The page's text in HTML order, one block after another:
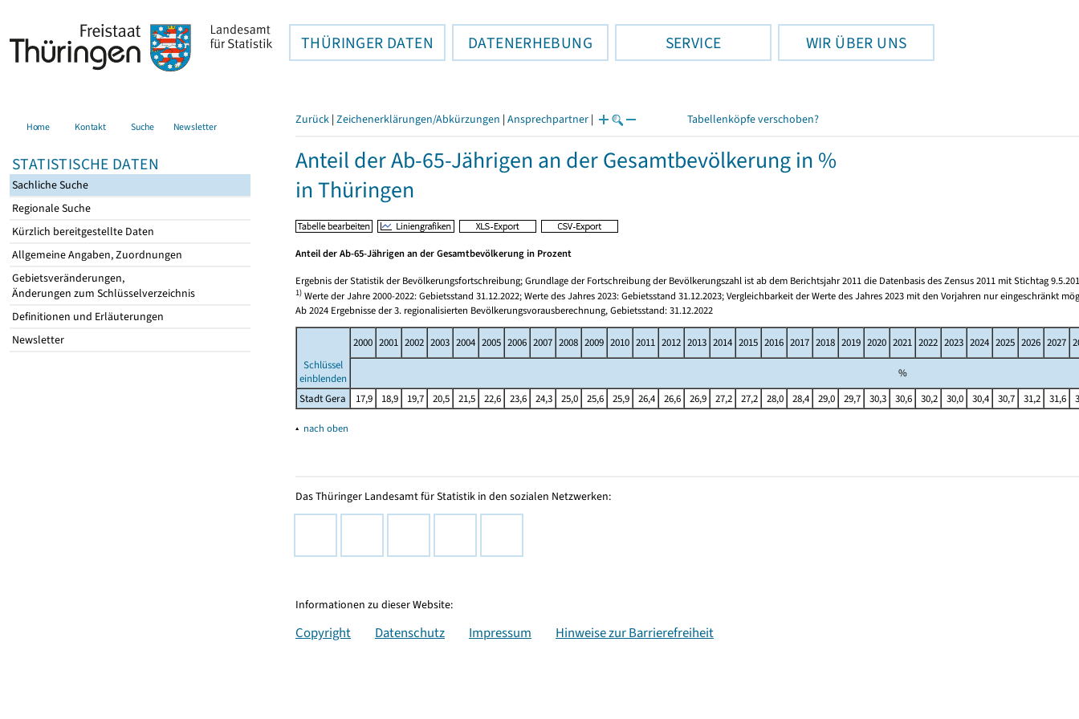
THÜRINGER DATEN DATENERHEBUNG SERVICE WIR ÜBER UNS
Home Kontakt Suche Newsletter
STATISTISCHE DATEN
Sachliche Suche
Regionale Suche
Kürzlich bereitgestellte Daten
Allgemeine Angaben, Zuordnungen
Gebietsveränderungen,
Änderungen zum Schlüsselverzeichnis
Definitionen und Erläuterungen
Newsletter
Zurück | Zeichenerklärungen/Abkürzungen | Ansprechpartner | Tabellenköpfe verschoben?
Anteil der Ab-65-Jährigen an der Gesamtbevölkerung in %
in Thüringen
Anteil der Ab-65-Jährigen an der Gesamtbevölkerung in Prozent
Ergebnis der Statistik der Bevölkerungsfortschreibung; Grundlage der Fortschreibung der Bevölkerungszahl ist ab dem Berichtsjahr 2011 die Datenbasis des Zensus 2011 mit Stichtag
1) Werte der Jahre 2000-2022: Gebietsstand 31.12.2022; Werte des Jahres 2023: Gebietsstand 31.12.2023; Vergleichbarkeit der Werte des Jahres 2023 mit den Vorjahren nur eingeschränkt
Ab 2024 Ergebnisse der 3. regionalisierten Bevölkerungsvorausberechnung, Gebietsstand: 31.12.2022
Schlüssel
einblenden
2000 2001 2002 2003 2004 2005 2006 2007 2008 2009 2010 2011 2012 2013 2014 2015 2016 2017 2018 2019 2020 2021 2022 2023 2024 2025 2026 2027
%
Stadt Gera
17,9 18,9 19,7 20,5 21,5 22,6 23,6 24,3 25,0 25,6 25,9 26,4 26,6 26,9 27,2 27,2 28,0 28,4 29,0 29,7 30,3 30,6 30,2 30,0 30,4 30,7 31,2 31,6
▴ nach oben
Das Thüringer Landesamt für Statistik in den sozialen Netzwerken:
Informationen zu dieser Website:
Copyright Datenschutz Impressum Hinweise zur Barrierefreiheit